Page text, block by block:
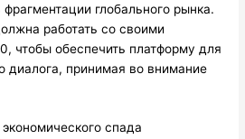
глобального рынка.
работать со своими
чтобы обеспечить платформу для
диалога, принимая во внимание
спада